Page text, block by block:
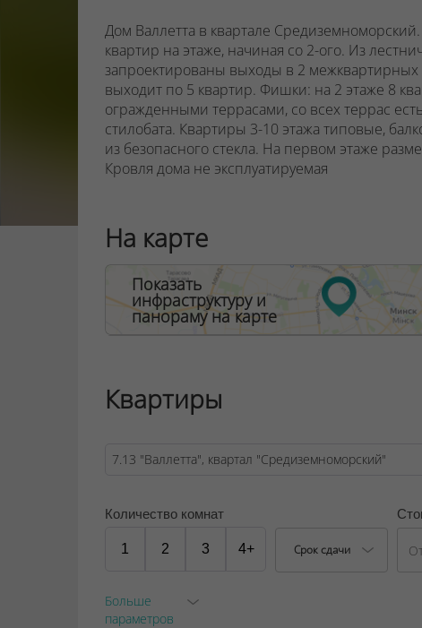
Дом Валлетта в квартале
квартир на этаже, начиная со 2-ого. Из
запроектированы выходы в 2
выходит по 5 квартир. Фишки: на 2 этаже 8
огражденными террасами, со всех террас
стилобата. Квартиры 3-10 этажа типовые,
из безопасного стекла. На первом этаже
Кровля дома не эксплуатируемая
ООО "Твоя столицаконсалт", УНП 190285638,
Договор на оказание риэлтерских услуг № 447/
На карте
Показать
инфраструктуру и
панораму на карте
Квартиры
Количество комнат
1 2 3 4+ Срок сдачи
Больше
параметров